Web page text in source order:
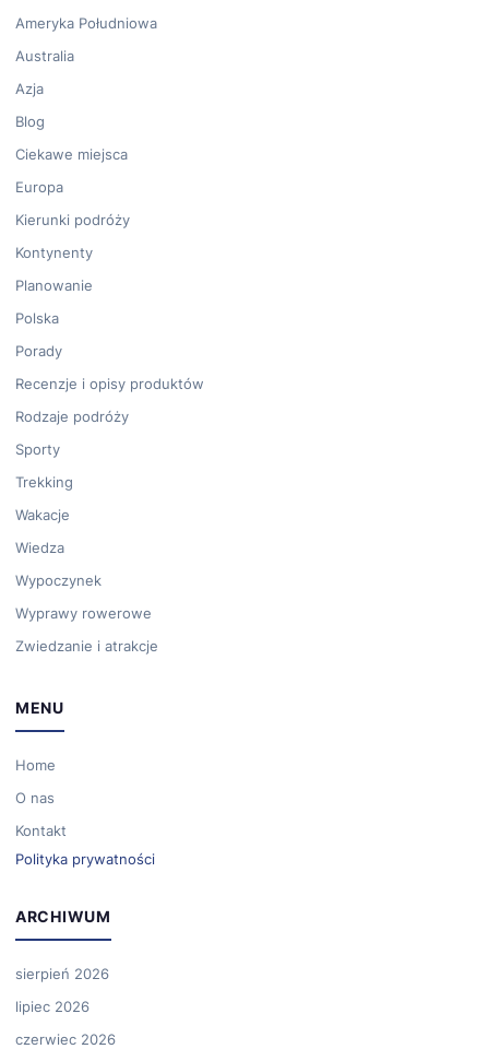
Ameryka Południowa
Australia
Azja
Blog
Ciekawe miejsca
Europa
Kierunki podróży
Kontynenty
Planowanie
Polska
Porady
Recenzje i opisy produktów
Rodzaje podróży
Sporty
Trekking
Wakacje
Wiedza
Wypoczynek
Wyprawy rowerowe
Zwiedzanie i atrakcje
MENU
Home
O nas
Kontakt
Polityka prywatności
ARCHIWUM
sierpień 2026
lipiec 2026
czerwiec 2026